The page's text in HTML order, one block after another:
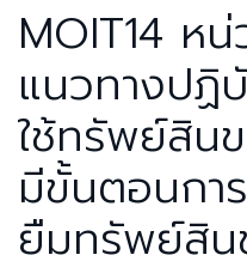
MOIT14 ห
แนวทางปฏิ
ใช้ทรัพย์สิน
มีขั้นตอนกา
ยืมทรัพย์สิน